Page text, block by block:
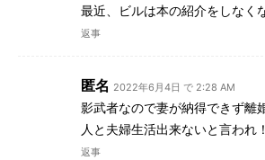
最近、ビルは本の紹介をしなく
返事
匿名 2022年6月4日 で 2:28 AM
影武者なので妻が納得できず離
人と夫婦生活出来ないと言われ！
返事